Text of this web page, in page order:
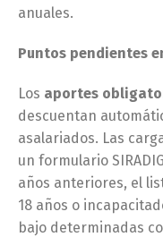
anuales.
Puntos pendientes
Los aportes
descuentan
asalariados. Las
un formulario
años anteriores, el
18 años o
bajo determinadas